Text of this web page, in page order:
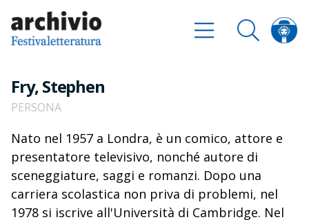
Fry, Stephen
PERSONA
Nato nel 1957 a Londra, è un comico, attore e
presentatore televisivo, nonché autore di
sceneggiature, saggi e romanzi. Dopo una
carriera scolastica non priva di problemi, nel
1978 si iscrive all'Università di Cambridge. Nel